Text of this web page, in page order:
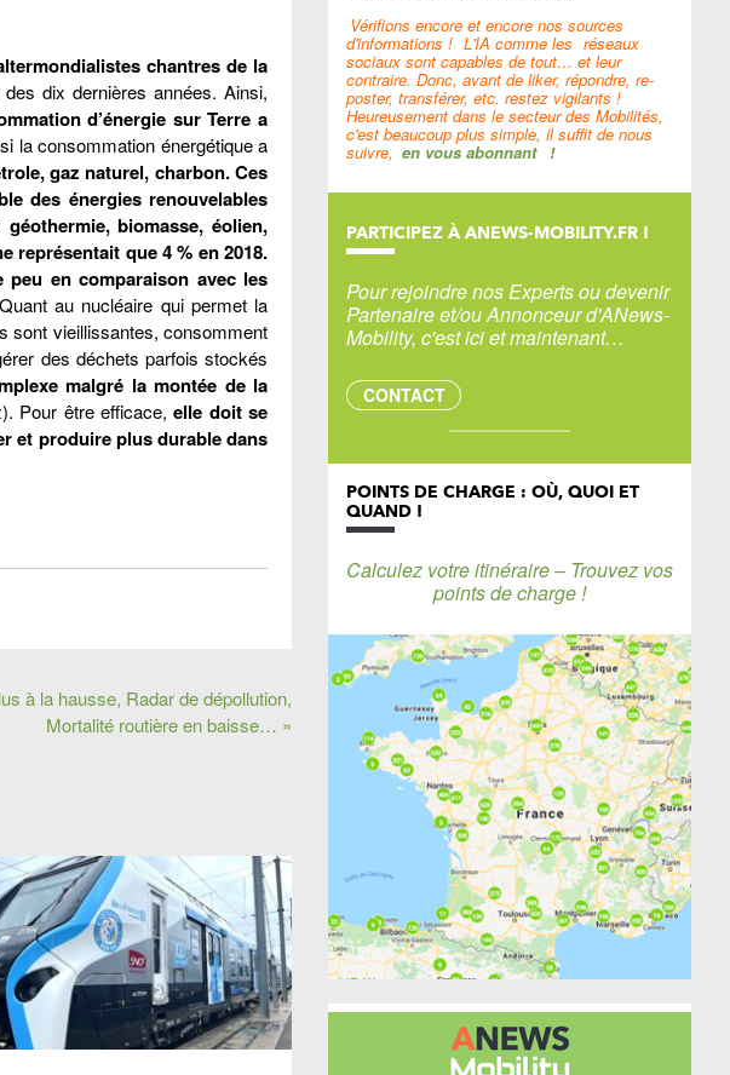
chantres de la
dix dernières années. Ainsi,
d’énergie sur Terre a
la consommation énergétique a
gaz naturel, charbon. Ces
des énergies renouvelables
biomasse, éolien,
représentait que 4 % en 2018.
en comparaison avec les
au nucléaire qui permet la
sont vieillissantes, consomment
des déchets parfois stockés
malgré la montée de la
Pour être efficace,elle doit se
et produire plus durable dans
à la hausse, Radar de dépollution,
Mortalité routière en baisse… »
Vérifions encore et encore nos sources
d'informations ! L'IA comme les réseaux
sociaux sont capables de tout… et leur
contraire. Donc, avant de liker, répondre, re-
poster, transférer, etc. restez vigilants !
Heureusement dans le secteur des Mobilités,
c'est beaucoup plus simple, il suffit de nous
suivre, en vous abonnant !
PARTICIPEZ À ANEWS-MOBILITY.FR !
Pour rejoindre nos Experts ou devenir
Partenaire et/ou Annonceur d'ANews-
Mobility, c'est ici et maintenant…
CONTACT
POINTS DE CHARGE : OÙ, QUOI ET
QUAND !
Calculez votre itinéraire – Trouvez vos
points de charge !